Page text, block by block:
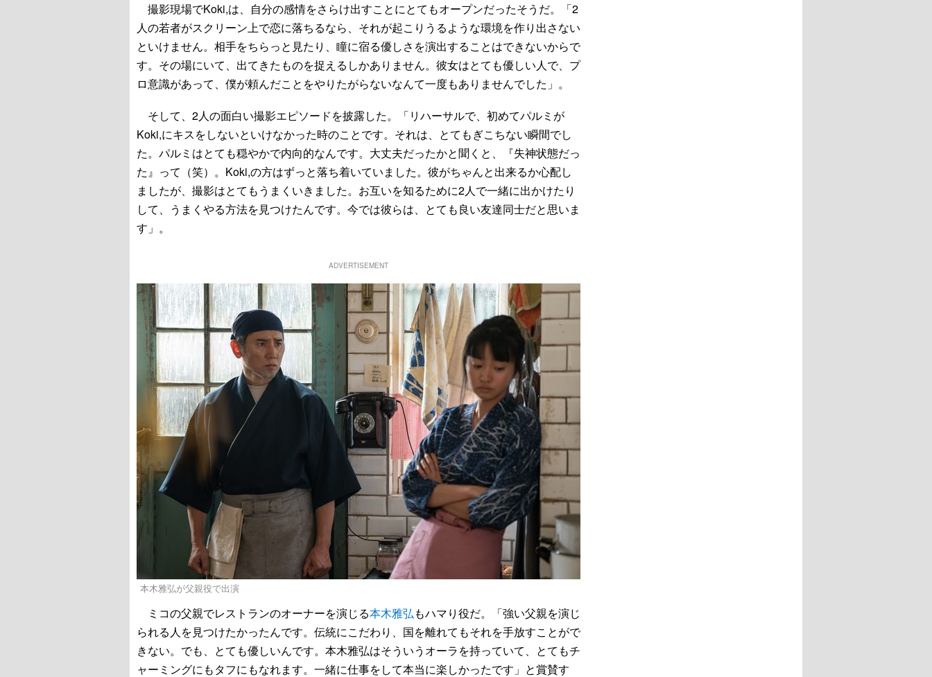
撮影現場でKoki,は、自分の感情をさらけ出すことにとてもオープンだったそうだ。「2
人の若者がスクリーン上で恋に落ちるなら、それが起こりうるような環境を作り出さない
といけません。相手をちらっと見たり、瞳に宿る優しさを演出することはできないからで
す。その場にいて、出てきたものを捉えるしかありません。彼女はとても優しい人で、プ
ロ意識があって、僕が頼んだことをやりたがらないなんて一度もありませんでした」。
そして、2人の面白い撮影エピソードを披露した。「リハーサルで、初めてパルミが
Koki,にキスをしないといけなかった時のことです。それは、とてもぎこちない瞬間でし
た。パルミはとても穏やかで内向的なんです。大丈夫だったかと聞くと、『失神状態だっ
た』って（笑）。Koki,の方はずっと落ち着いていました。彼がちゃんと出来るか心配し
ましたが、撮影はとてもうまくいきました。お互いを知るために2人で一緒に出かけたり
して、うまくやる方法を見つけたんです。今では彼らは、とても良い友達同士だと思いま
す」。
ADVERTISEMENT
本木雅弘が父親役で出演
ミコの父親でレストランのオーナーを演じる本木雅弘もハマり役だ。「強い父親を演じ
られる人を見つけたかったんです。伝統にこだわり、国を離れてもそれを手放すことがで
きない。でも、とても優しいんです。本木雅弘はそういうオーラを持っていて、とてもチ
ャーミングにもタフにもなれます。一緒に仕事をして本当に楽しかったです」と賞賛す